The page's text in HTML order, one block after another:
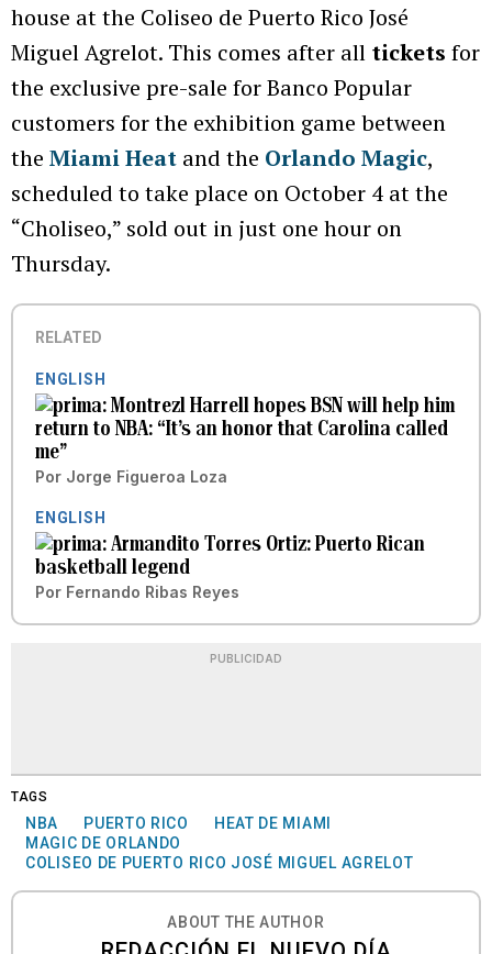
house at the Coliseo de Puerto Rico José
Miguel Agrelot. This comes after all tickets for
the exclusive pre-sale for Banco Popular
customers for the exhibition game between
the Miami Heat and the Orlando Magic,
scheduled to take place on October 4 at the
“Choliseo,” sold out in just one hour on
Thursday.
RELATED
ENGLISH
Montrezl Harrell hopes BSN will help him
return to NBA: “It’s an honor that Carolina called
me”
Por Jorge Figueroa Loza
ENGLISH
Armandito Torres Ortiz: Puerto Rican
basketball legend
Por Fernando Ribas Reyes
PUBLICIDAD
TAGS
NBA PUERTO RICO
HEAT DE MIAMI
MAGIC DE ORLANDO
COLISEO DE PUERTO RICO JOSÉ MIGUEL AGRELOT
ABOUT THE AUTHOR